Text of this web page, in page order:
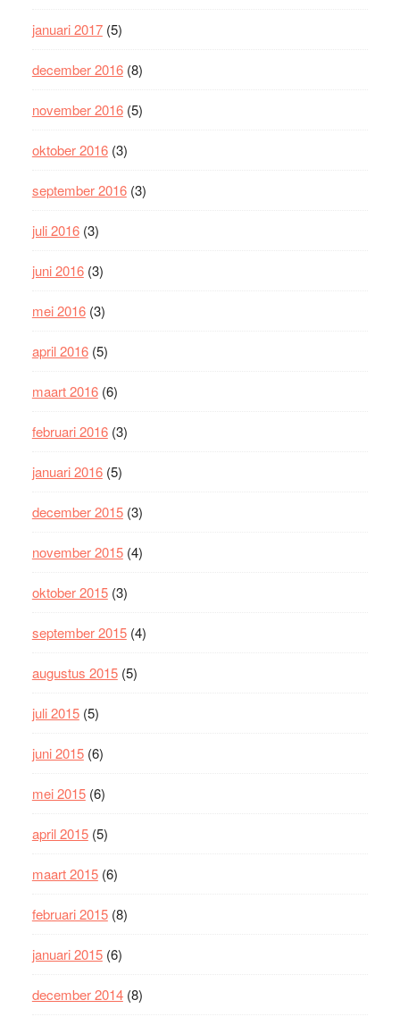
januari 2017(5)
december 2016(8)
november 2016(5)
oktober 2016(3)
september 2016(3)
juli 2016(3)
juni 2016(3)
mei 2016(3)
april 2016(5)
maart 2016(6)
februari 2016(3)
januari 2016(5)
december 2015(3)
november 2015(4)
oktober 2015(3)
september 2015(4)
augustus 2015(5)
juli 2015(5)
juni 2015(6)
mei 2015(6)
april 2015(5)
maart 2015(6)
februari 2015(8)
januari 2015(6)
december 2014(8)